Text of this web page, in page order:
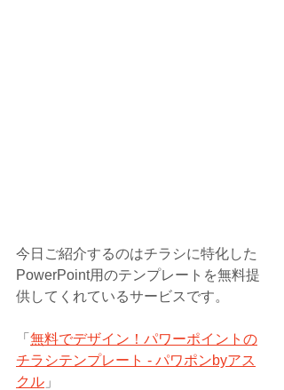
今日ご紹介するのはチラシに特化した
PowerPoint用のテンプレートを無料提
供してくれているサービスです。
「 無料でデザイン！パワーポイントの
チラシテンプレート - パワポンbyアス
クル 」